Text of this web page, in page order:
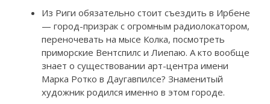
Из Риги обязательно стоит съездить в Ирбене
— город-призрак с огромным радиолокатором,
переночевать на мысе Колка, посмотреть
приморские Вентспилс и Лиепаю. А кто вообще
знает о существовании арт-центра имени
Марка Ротко в Даугавпилсе? Знаменитый
художник родился именно в этом городе.